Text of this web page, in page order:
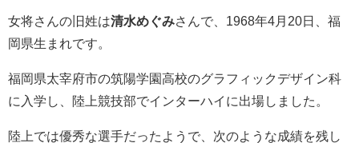
女将さんの旧姓は清水めぐみさんで、1968年4月20日、福
岡県生まれです。
福岡県太宰府市の筑陽学園高校のグラフィックデザイン科
に入学し、陸上競技部でインターハイに出場しました。
陸上では優秀な選手だったようで、次のような成績を残し